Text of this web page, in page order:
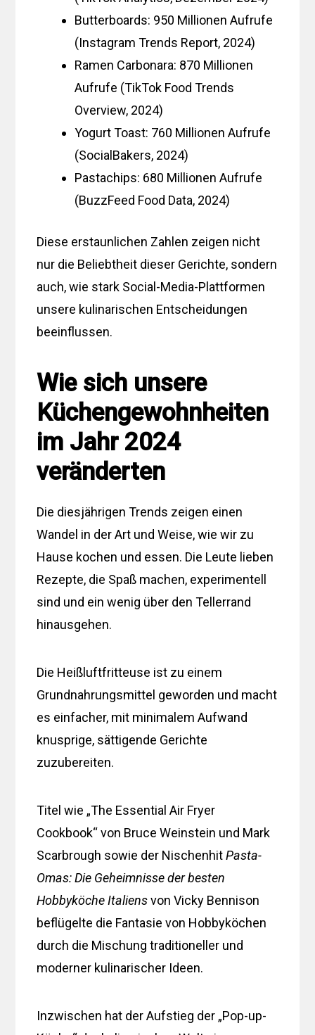
Butterboards: 950 Millionen Aufrufe
(Instagram Trends Report, 2024)
Ramen Carbonara: 870 Millionen
Aufrufe (TikTok Food Trends
Overview, 2024)
Yogurt Toast: 760 Millionen Aufrufe
(SocialBakers, 2024)
Pastachips: 680 Millionen Aufrufe
(BuzzFeed Food Data, 2024)
Diese erstaunlichen Zahlen zeigen nicht
nur die Beliebtheit dieser Gerichte, sondern
auch, wie stark Social-Media-Plattformen
unsere kulinarischen Entscheidungen
beeinflussen.
Wie sich unsere
Küchengewohnheiten
im Jahr 2024
veränderten
Die diesjährigen Trends zeigen einen
Wandel in der Art und Weise, wie wir zu
Hause kochen und essen. Die Leute lieben
Rezepte, die Spaß machen, experimentell
sind und ein wenig über den Tellerrand
hinausgehen.
Die Heißluftfritteuse ist zu einem
Grundnahrungsmittel geworden und macht
es einfacher, mit minimalem Aufwand
knusprige, sättigende Gerichte
zuzubereiten.
Titel wie „The Essential Air Fryer
Cookbook“ von Bruce Weinstein und Mark
Scarbrough sowie der NischenhitPasta-
Omas: Die Geheimnisse der besten
Hobbyköche Italiensvon Vicky Bennison
beflügelte die Fantasie von Hobbyköchen
durch die Mischung traditioneller und
moderner kulinarischer Ideen.
Inzwischen hat der Aufstieg der „Pop-up-